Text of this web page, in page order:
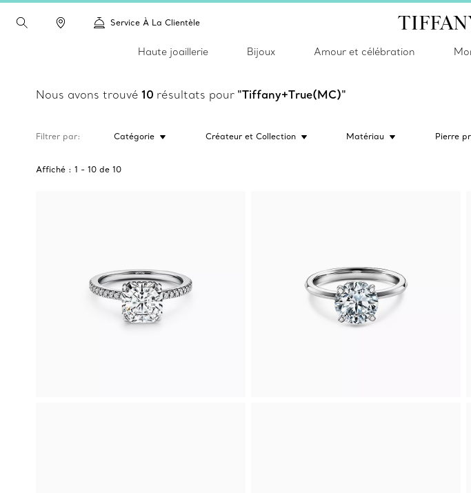
Service À La Clientèle
Haute joaillerie Bijoux Amour et célébration
Nous avons trouvé 10 résultats pour "Tiffany+True(MC)"
Filtrer par Catégorie Créateur et Collection Matériau Pierre
Affiché : 1 - 10 de 10